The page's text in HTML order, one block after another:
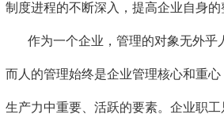
制度进程的不断深入，提高企业自身的
作为一个企业，管理的对象无外乎
而人的管理始终是企业管理核心和重
生产力中重要、活跃的要素。企业职